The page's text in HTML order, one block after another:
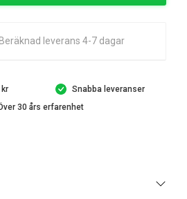
Beräknad leverans 4-7 dagar
Snabba leveranser
30 års erfarenhet